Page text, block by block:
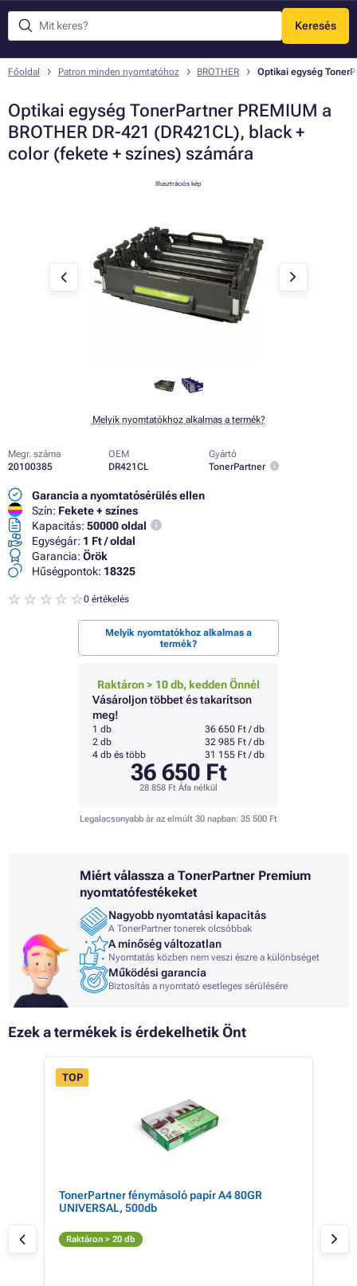
Keresés
Menü
Főoldal Patron minden nyomtatóhoz BROTHER Optikai egység
Optikai egység TonerPartner PREMIUM a
BROTHER DR-421 (DR421CL), black +
color (fekete + színes) számára
Illusztrációs kép
Melyik nyomtatókhoz alkalmas a termék?
Megr. száma
20100385
OEM
DR421CL
Gyártó
TonerPartner
Garancia a nyomtatósérülés ellen
Szín: Fekete + színes
Kapacitás: 50000 oldal
Egységár: 1 Ft / oldal
Garancia: Örök
Hűségpontok: 18325
0 értékelés
Melyik nyomtatókhoz alkalmas a
termék?
Raktáron > 10 db, kedden Önnél
Vásároljon többet és takarítson
meg!
1 db
36 650 Ft / db
2 db
32 985 Ft / db
4 db és több
31 155 Ft / db
36 650 Ft
28 858 Ft Áfa nélkül
Legalacsonyabb ár az elmúlt 30 napban: 35 500 Ft
Miért válassza a TonerPartner Premium
nyomtatófestékeket
Nagyobb nyomtatási kapacitás
A TonerPartner tonerek olcsóbbak
A minőség változatlan
Nyomtatás közben nem veszi észre a különbséget
Működési garancia
Biztosítás a nyomtató esetleges sérülésére
Ezek a termékek is érdekelhetik Önt
TOP
TonerPartner fénymásoló papír A4 80GR
UNIVERSAL, 500db
Raktáron > 20 db